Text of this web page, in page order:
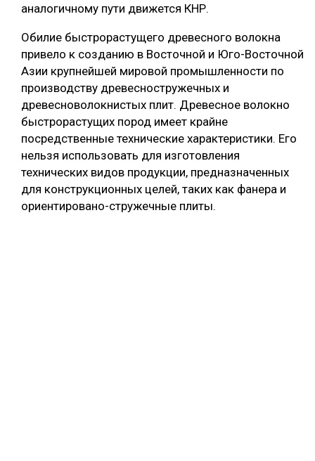
аналогичному пути движется КНР.
Обилие быстрорастущего древесного волокна
привело к созданию в Восточной и Юго-Восточной
Азии крупнейшей мировой промышленности по
производству древесностружечных и
древесноволокнистых плит. Древесное волокно
быстрорастущих пород имеет крайне
посредственные технические характеристики. Его
нельзя использовать для изготовления
технических видов продукции, предназначенных
для конструкционных целей, таких как фанера и
ориентировано-стружечные плиты.